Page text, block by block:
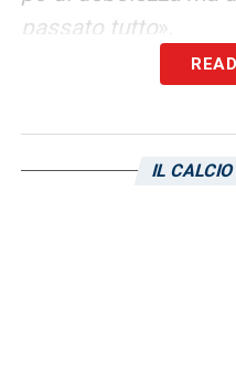
passato tutto».
IL